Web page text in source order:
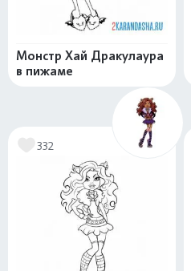
Монстр Хай Дракулаура
в пижаме
332